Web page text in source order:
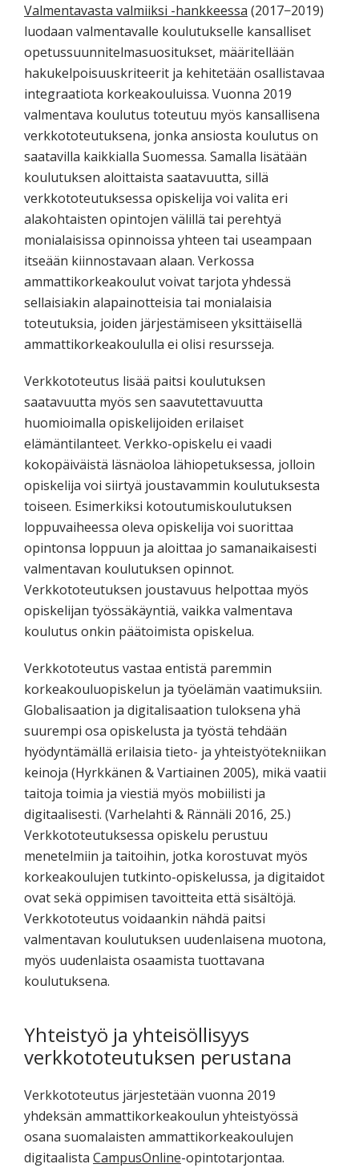
Valmentavasta valmiiksi -hankkeessa (2017−2019)
luodaan valmentavalle koulutukselle kansalliset
opetussuunnitelmasuositukset, määritellään
hakukelpoisuuskriteerit ja kehitetään osallistavaa
integraatiota korkeakouluissa. Vuonna 2019
valmentava koulutus toteutuu myös kansallisena
verkkototeutuksena, jonka ansiosta koulutus on
saatavilla kaikkialla Suomessa. Samalla lisätään
koulutuksen aloittaista saatavuutta, sillä
verkkototeutuksessa opiskelija voi valita eri
alakohtaisten opintojen välillä tai perehtyä
monialaisissa opinnoissa yhteen tai useampaan
itseään kiinnostavaan alaan. Verkossa
ammattikorkeakoulut voivat tarjota yhdessä
sellaisiakin alapainotteisia tai monialaisia
toteutuksia, joiden järjestämiseen yksittäisellä
ammattikorkeakoululla ei olisi resursseja.
Verkkototeutus lisää paitsi koulutuksen
saatavuutta myös sen saavutettavuutta
huomioimalla opiskelijoiden erilaiset
elämäntilanteet. Verkko-opiskelu ei vaadi
kokopäiväistä läsnäoloa lähiopetuksessa, jolloin
opiskelija voi siirtyä joustavammin koulutuksesta
toiseen. Esimerkiksi kotoutumiskoulutuksen
loppuvaiheessa oleva opiskelija voi suorittaa
opintonsa loppuun ja aloittaa jo samanaikaisesti
valmentavan koulutuksen opinnot.
Verkkototeutuksen joustavuus helpottaa myös
opiskelijan työssäkäyntiä, vaikka valmentava
koulutus onkin päätoimista opiskelua.
Verkkototeutus vastaa entistä paremmin
korkeakouluopiskelun ja työelämän vaatimuksiin.
Globalisaation ja digitalisaation tuloksena yhä
suurempi osa opiskelusta ja työstä tehdään
hyödyntämällä erilaisia tieto- ja yhteistyötekniikan
keinoja (Hyrkkänen & Vartiainen 2005), mikä vaatii
taitoja toimia ja viestiä myös mobiilisti ja
digitaalisesti. (Varhelahti & Rännäli 2016, 25.)
Verkkototeutuksessa opiskelu perustuu
menetelmiin ja taitoihin, jotka korostuvat myös
korkeakoulujen tutkinto-opiskelussa, ja digitaidot
ovat sekä oppimisen tavoitteita että sisältöjä.
Verkkototeutus voidaankin nähdä paitsi
valmentavan koulutuksen uudenlaisena muotona,
myös uudenlaista osaamista tuottavana
koulutuksena.
Yhteistyö ja yhteisöllisyys
verkkototeutuksen perustana
Verkkototeutus järjestetään vuonna 2019
yhdeksän ammattikorkeakoulun yhteistyössä
osana suomalaisten ammattikorkeakoulujen
digitaalista CampusOnline-opintotarjontaa.